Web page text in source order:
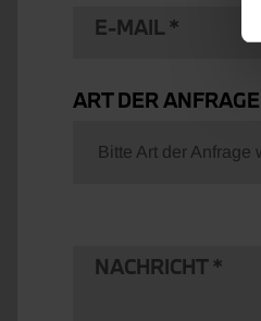
E-MAIL
ART DER ANFRAGE
Bitte Art der Anfrage
NACHRICHT